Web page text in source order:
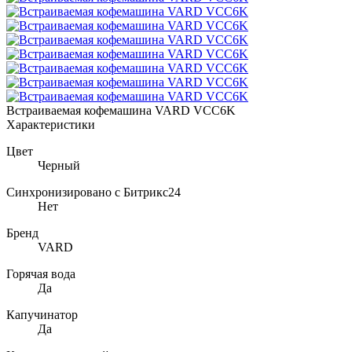
Встраиваемая кофемашина VARD VCC6K
Характеристики
Цвет
Черный
Синхронизировано с Битрикс24
Нет
Бренд
VARD
Горячая вода
Да
Капучинатор
Да